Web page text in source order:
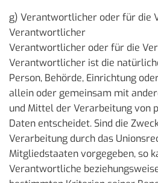
g) Verantwortlicher oder für die
Verantwortlicher
Verantwortlicher oder für die
Verantwortlicher ist die
Person, Behörde, Einrichtung
allein oder gemeinsam mit
und Mittel der Verarbeitung von
Daten entscheidet. Sind die
Verarbeitung durch das
Mitgliedstaaten vorgegeben, so
Verantwortliche